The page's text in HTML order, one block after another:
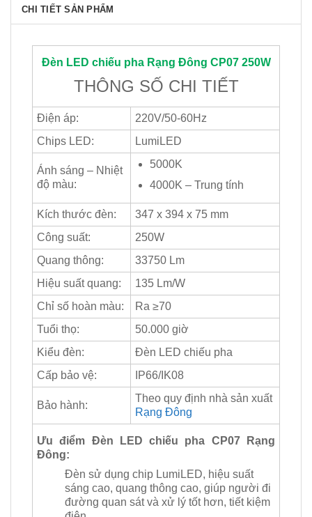
CHI TIẾT SẢN PHẨM
Đèn LED chiếu pha Rạng Đông CP07 250W
THÔNG SỐ CHI TIẾT
Điện áp:
220V/50-60Hz
Chips LED:
LumiLED
Ánh sáng – Nhiệt
độ màu:
5000K
4000K – Trung tính
Kích thước đèn:
347 x 394 x 75 mm
Công suất:
250W
Quang thông:
33750 Lm
Hiệu suất quang:
135 Lm/W
Chỉ số hoàn màu:
Ra ≥70
Tuổi thọ:
50.000 giờ
Kiểu đèn:
Đèn LED chiếu pha
Cấp bảo vệ:
IP66/IK08
Bảo hành:
Theo quy định nhà sản xuất
Rạng Đông
Ưu điểm Đèn LED chiếu pha CP07 Rạng
Đông:
Đèn sử dụng chip LumiLED, hiệu suất
sáng cao, quang thông cao, giúp người đi
đường quan sát và xử lý tốt hơn, tiết kiệm